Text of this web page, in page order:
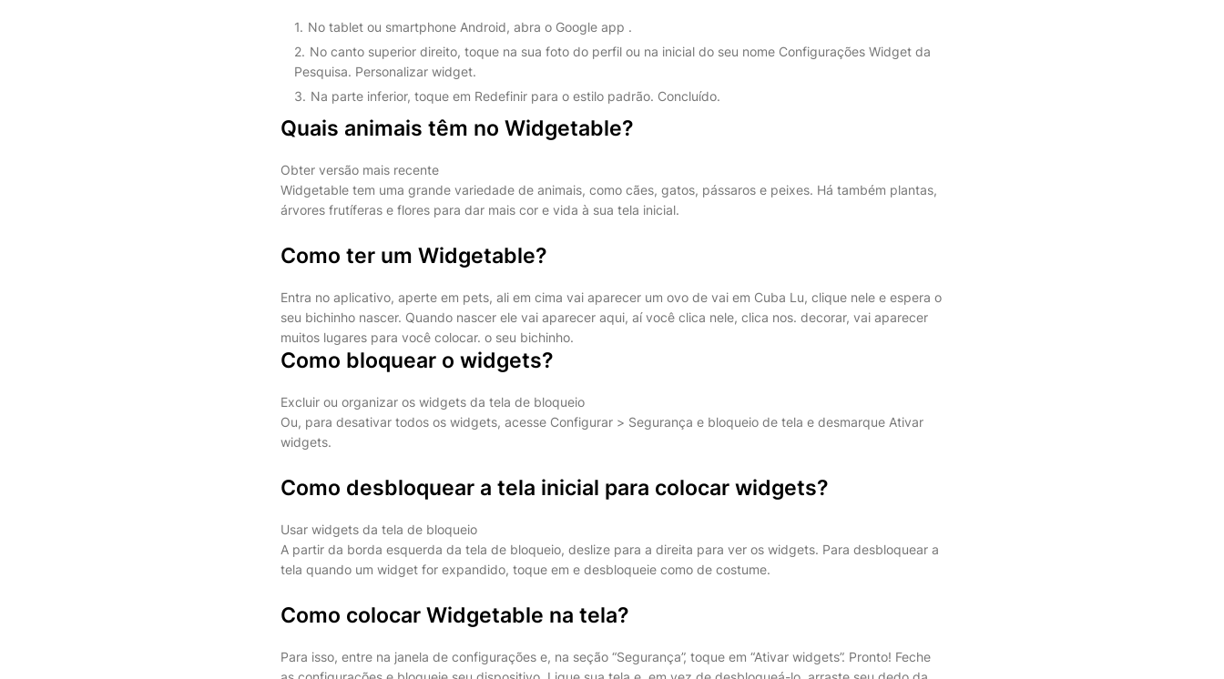
No tablet ou smartphone Android, abra o Google app .
No canto superior direito, toque na sua foto do perfil ou na inicial do seu nome Configurações Widget da
Pesquisa. Personalizar widget.
Na parte inferior, toque em Redefinir para o estilo padrão. Concluído.
Quais animais têm no Widgetable?
Obter versão mais recente
Widgetable tem uma grande variedade de animais, como cães, gatos, pássaros e peixes. Há também plantas,
árvores frutíferas e flores para dar mais cor e vida à sua tela inicial.
Como ter um Widgetable?
Entra no aplicativo, aperte em pets, ali em cima vai aparecer um ovo de vai em Cuba Lu, clique nele e espera o
seu bichinho nascer. Quando nascer ele vai aparecer aqui, aí você clica nele, clica nos. decorar, vai aparecer
muitos lugares para você colocar. o seu bichinho.
Como bloquear o widgets?
Excluir ou organizar os widgets da tela de bloqueio
Ou, para desativar todos os widgets, acesse Configurar > Segurança e bloqueio de tela e desmarque Ativar
widgets.
Como desbloquear a tela inicial para colocar widgets?
Usar widgets da tela de bloqueio
A partir da borda esquerda da tela de bloqueio, deslize para a direita para ver os widgets. Para desbloquear a
tela quando um widget for expandido, toque em e desbloqueie como de costume.
Como colocar Widgetable na tela?
Para isso, entre na janela de configurações e, na seção “Segurança”, toque em “Ativar widgets”. Pronto! Feche